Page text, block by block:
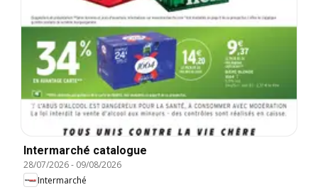
Intermarché catalogue
28/07/2026- 09/08/2026
Intermarché